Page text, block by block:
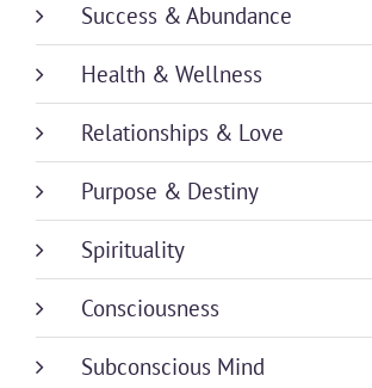
Success & Abundance
Health & Wellness
Relationships & Love
Purpose & Destiny
Spirituality
Consciousness
Subconscious Mind